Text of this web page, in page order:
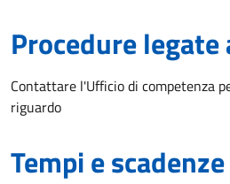
Procedure
Contattare l'Ufficio di competenza
riguardo
Tempi e scadenze